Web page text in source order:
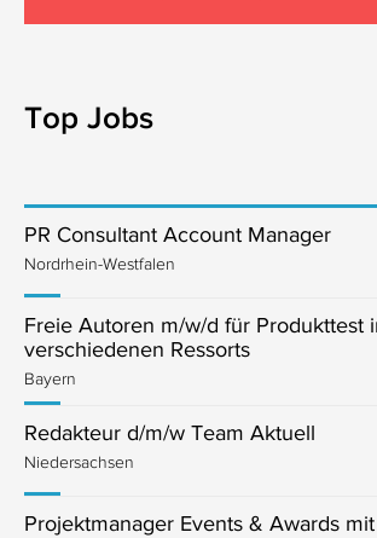
Top Jobs
PR Consultant Account Manager
Nordrhein-Westfalen
Freie Autoren m/w/d für Produkttest
verschiedenen Ressorts
Bayern
Redakteur d/m/w Team Aktuell
Niedersachsen
Projektmanager Events & Awards